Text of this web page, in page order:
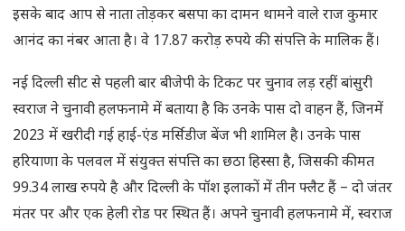
इसके बाद आप से नाता तोड़कर बसपा का दामन थामने वाले राज कुमार
आनंद का नंबर आता है। वे 17.87 करोड़ रुपये की संपत्ति के मालिक हैं।
नई दिल्ली सीट से पहली बार बीजेपी के टिकट पर चुनाव लड़ रहीं बांसुरी
स्वराज ने चुनावी हलफनामे में बताया है कि उनके पास दो वाहन हैं, जिनमें
2023 में खरीदी गई हाई-एंड मर्सिडीज बेंज भी शामिल है। उनके पास
हरियाणा के पलवल में संयुक्त संपत्ति का छठा हिस्सा है, जिसकी कीमत
99.34 लाख रुपये है और दिल्ली के पॉश इलाकों में तीन फ्लैट हैं – दो जंतर
मंतर पर और एक हेली रोड पर स्थित हैं। अपने चुनावी हलफनामे में, स्वराज